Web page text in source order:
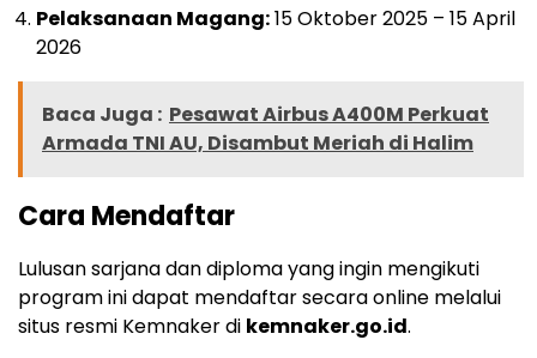
Pelaksanaan Magang:15 Oktober 2025 – 15 April
2026
Baca Juga : Pesawat Airbus A400M Perkuat
Armada TNI AU, Disambut Meriah di Halim
Cara Mendaftar
Lulusan sarjana dan diploma yang ingin mengikuti
program ini dapat mendaftar secara online melalui
situs resmi Kemnaker di kemnaker.go.id.